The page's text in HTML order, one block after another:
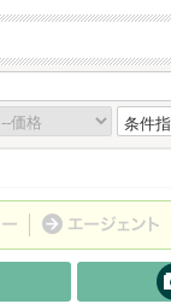
条件